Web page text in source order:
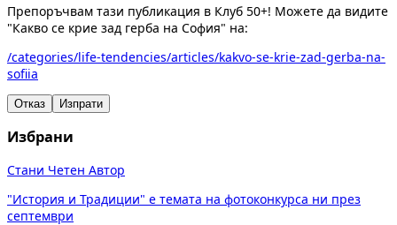
Препоръчвам тази публикация в Клуб 50+! Можете да видите
"Какво се крие зад герба на София" на:
/categories/life-tendencies/articles/kakvo-se-krie-zad-gerba-na-
sofiia
Отказ Изпрати
Избрани
Стани Четен Автор
"История и Традиции" е темата на фотоконкурса ни през
септември